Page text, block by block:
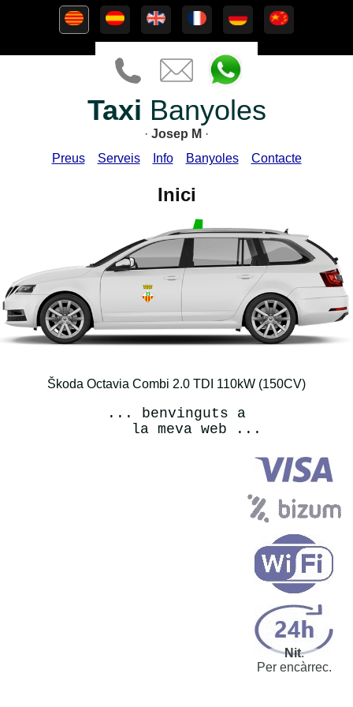
Taxi Banyoles
· Josep M ·
Preus
Serveis Info Banyoles Contacte
Inici
Škoda Octavia Combi 2.0 TDI 110kW (150CV)
... benvinguts a
la meva web ...
Nit.
Per encàrrec.